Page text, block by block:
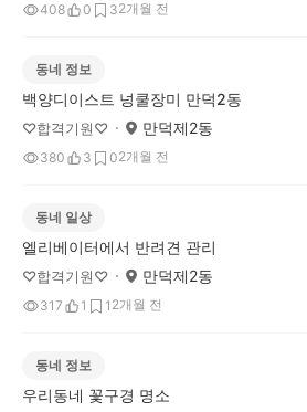
408 0 32개월 전
동네 정보
백양디이스트 넝쿨장미 만덕2동
♡합격기원♡ 만덕제2동
380 3 02개월 전
동네 일상
엘리베이터에서 반려견 관리
♡합격기원♡ 만덕제2동
317 1 1 2개월 전
동네 정보
우리동네 꽃구경 명소